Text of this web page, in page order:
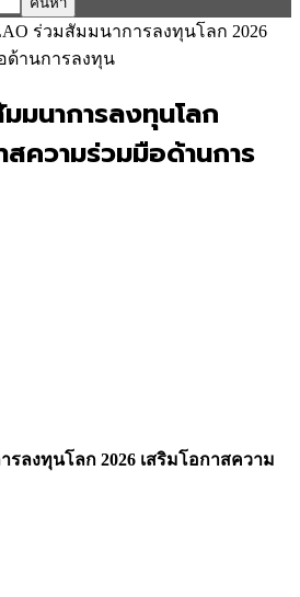
ร่วมสัมมนาการลงทุนโลก 2026
ด้านการลงทุน
มนาการลงทุนโลก
ความร่วมมือด้านการ
ลงทุนโลก 2026 เสริมโอกาสความ